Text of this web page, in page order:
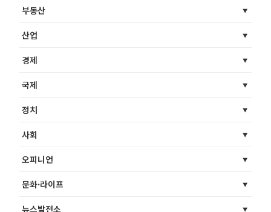
부동산
산업
경제
국제
정치
사회
오피니언
문화·라이프
뉴스발전소